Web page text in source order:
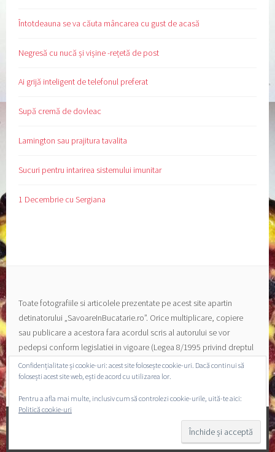
Întotdeauna se va căuta mâncarea cu gust de acasă
Negresă cu nucă și vișine -rețetă de post
Ai grijă inteligent de telefonul preferat
Supă cremă de dovleac
Lamington sau prajitura tavalita
Sucuri pentru intarirea sistemului imunitar
1 Decembrie cu Sergiana
Toate fotografiile si articolele prezentate pe acest site apartin
detinatorului „SavoareInBucatarie.ro”. Orice multiplicare, copiere
sau publicare a acestora fara acordul scris al autorului se vor
pedepsi conform legislatiei in vigoare (Legea 8/1995 privind dreptul
de autor si a drepturilor conexe).
PROPULSAT CU MÂNDRIE DE WORDPRESS
TEMA: SELA
Confidențialitate și cookie-uri: acest site folosește cookie-uri. Dacă continui să
folosești acest site web, ești de acord cu utilizarea lor.
Pentru a afla mai multe, inclusiv cum să controlezi cookie-urile, uită-te aici:
Politică cookie-uri